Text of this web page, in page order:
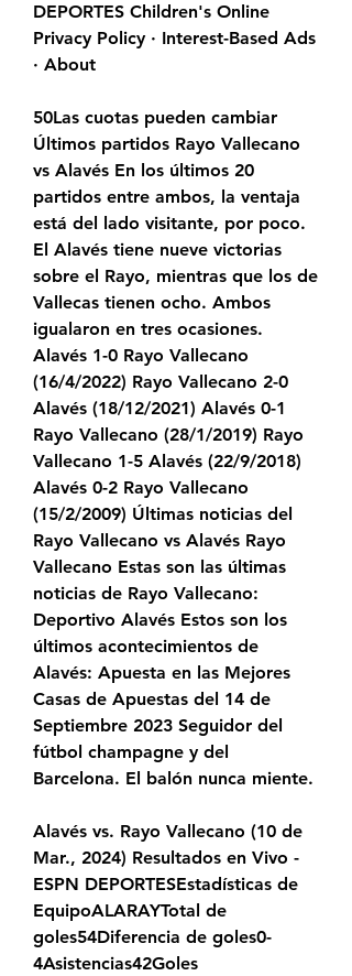
DEPORTES Children's Online
Privacy Policy · Interest-Based Ads
· About
50Las cuotas pueden cambiar
Últimos partidos Rayo Vallecano
vs Alavés En los últimos 20
partidos entre ambos, la ventaja
está del lado visitante, por poco.
El Alavés tiene nueve victorias
sobre el Rayo, mientras que los de
Vallecas tienen ocho. Ambos
igualaron en tres ocasiones.
Alavés 1-0 Rayo Vallecano
(16/4/2022) Rayo Vallecano 2-0
Alavés (18/12/2021) Alavés 0-1
Rayo Vallecano (28/1/2019) Rayo
Vallecano 1-5 Alavés (22/9/2018)
Alavés 0-2 Rayo Vallecano
(15/2/2009) Últimas noticias del
Rayo Vallecano vs Alavés Rayo
Vallecano Estas son las últimas
noticias de Rayo Vallecano:
Deportivo Alavés Estos son los
últimos acontecimientos de
Alavés: Apuesta en las Mejores
Casas de Apuestas del 14 de
Septiembre 2023 Seguidor del
fútbol champagne y del
Barcelona. El balón nunca miente.
Alavés vs. Rayo Vallecano (10 de
Mar., 2024) Resultados en Vivo -
ESPN DEPORTESEstadísticas de
EquipoALARAYTotal de
goles54Diferencia de goles0-
4Asistencias42Goles